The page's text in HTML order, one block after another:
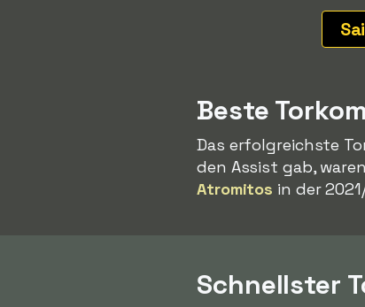
Beste
Das erfolgreichste
den Assist gab, waren
Atromitos in der
Schnellster